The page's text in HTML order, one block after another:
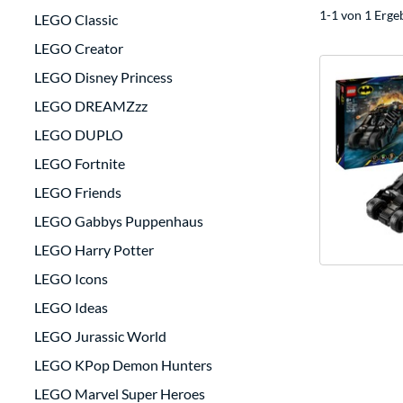
LEGO Classic
LEGO Creator
LEGO Disney Princess
LEGO DREAMZzz
LEGO DUPLO
LEGO Fortnite
LEGO Friends
LEGO Gabbys Puppenhaus
LEGO Harry Potter
LEGO Icons
LEGO Ideas
LEGO Jurassic World
LEGO KPop Demon Hunters
LEGO Marvel Super Heroes
1-1 von 1